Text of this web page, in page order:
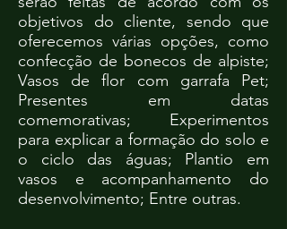
objetivos do cliente, sendo que
oferecemos várias opções, como
confecção de bonecos de alpiste;
Vasos de flor com garrafa Pet;
Presentes em datas
comemorativas; Experimentos
para explicar a formação do solo e
o ciclo das águas; Plantio em
vasos e acompanhamento do
desenvolvimento; Entre outras.